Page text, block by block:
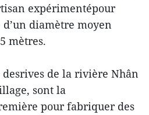
expérimentépour
diamètre moyen
mètres.
de la rivière Nhân
sont la
pour fabriquer des